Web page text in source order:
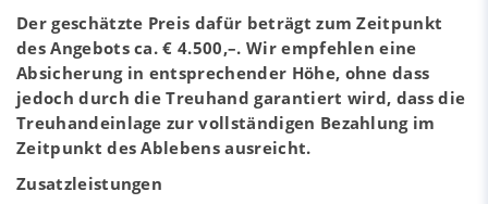
Der geschätzte Preis dafür beträgt zum Zeitpunkt
des Angebots ca. € 4.500,–. Wir empfehlen eine
Absicherung in entsprechender Höhe, ohne dass
jedoch durch die Treuhand garantiert wird, dass die
Treuhandeinlage zur vollständigen Bezahlung im
Zeitpunkt des Ablebens ausreicht.
Zusatzleistungen